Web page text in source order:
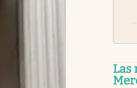
Las